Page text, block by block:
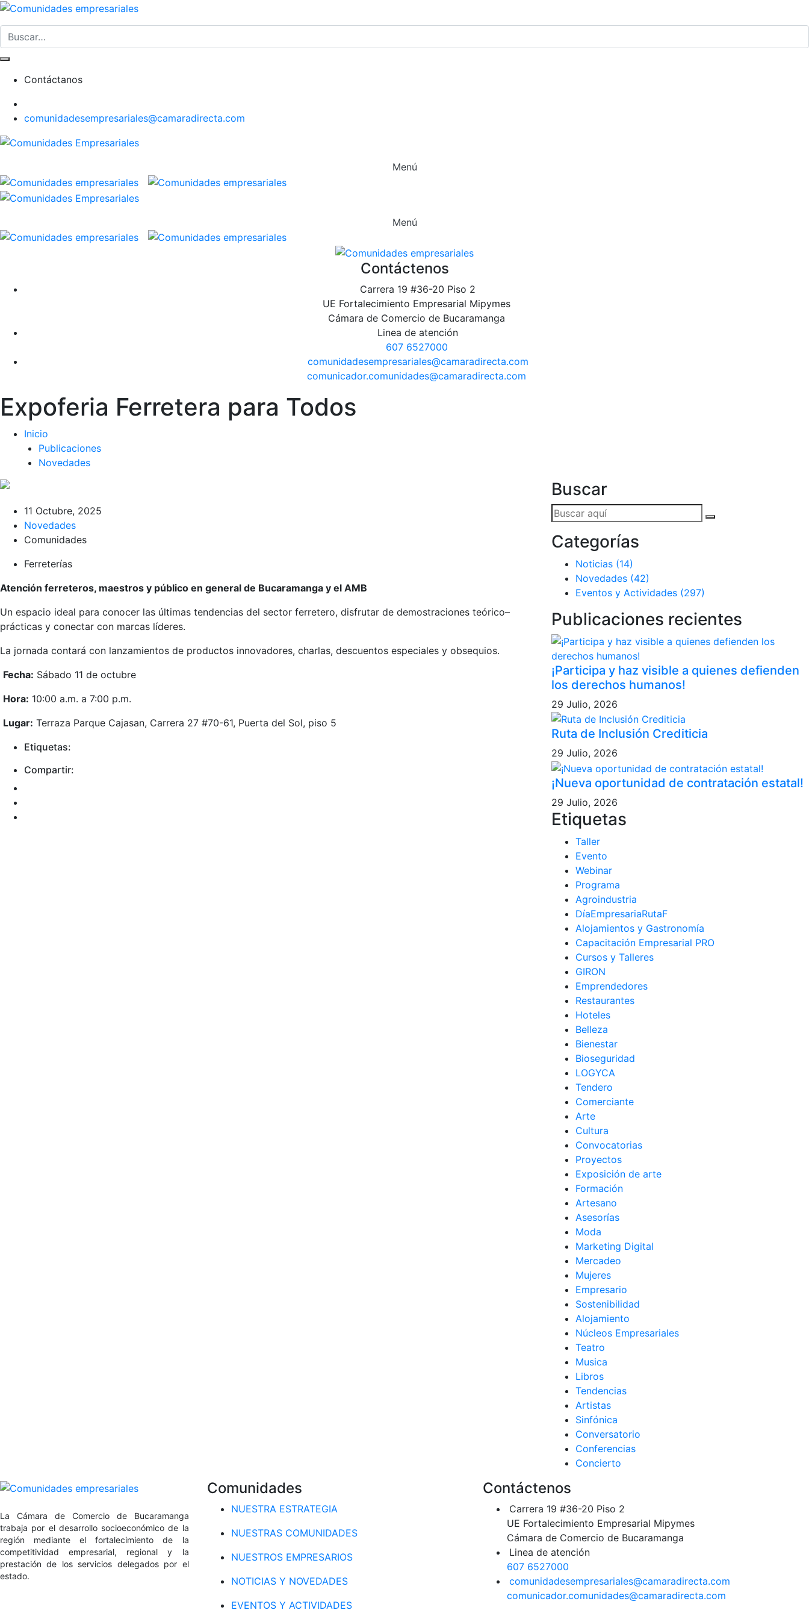
Contáctanos
comunidadesempresariales@camaradirecta.com
Menú
Menú
Contáctenos
Carrera 19 #36-20 Piso 2
UE Fortalecimiento Empresarial Mipymes
Cámara de Comercio de Bucaramanga
Linea de atención
607 6527000
comunidadesempresariales@camaradirecta.com
comunicador.comunidades@camaradirecta.com
Expoferia Ferretera para Todos
Inicio
Publicaciones
Novedades
11 Octubre, 2025
Novedades
Comunidades
Ferreterías
Atención ferreteros, maestros y público en general de Bucaramanga y el AMB
Un espacio ideal para conocer las últimas tendencias del sector ferretero, disfrutar de demostraciones teórico–
prácticas y conectar con marcas líderes.
La jornada contará con lanzamientos de productos innovadores, charlas, descuentos especiales y obsequios.
Fecha: Sábado 11 de octubre
Hora: 10:00 a.m. a 7:00 p.m.
Lugar: Terraza Parque Cajasan, Carrera 27 #70-61, Puerta del Sol, piso 5
Etiquetas:
Compartir:
Buscar
Categorías
Noticias (14)
Novedades (42)
Eventos y Actividades (297)
Publicaciones recientes
¡Participa y haz visible a quienes defienden
los derechos humanos!
29 Julio, 2026
Ruta de Inclusión Crediticia
29 Julio, 2026
¡Nueva oportunidad de contratación estatal!
29 Julio, 2026
Etiquetas
Taller
Evento
Webinar
Programa
Agroindustria
DíaEmpresariaRutaF
Alojamientos y Gastronomía
Capacitación Empresarial PRO
Cursos y Talleres
GIRON
Emprendedores
Restaurantes
Hoteles
Belleza
Bienestar
Bioseguridad
LOGYCA
Tendero
Comerciante
Arte
Cultura
Convocatorias
Proyectos
Exposición de arte
Formación
Artesano
Asesorías
Moda
Marketing Digital
Mercadeo
Mujeres
Empresario
Sostenibilidad
Alojamiento
Núcleos Empresariales
Teatro
Musica
Libros
Tendencias
Artistas
Sinfónica
Conversatorio
Conferencias
Concierto
La Cámara de Comercio de Bucaramanga
trabaja por el desarrollo socioeconómico de la
región mediante el fortalecimiento de la
competitividad empresarial, regional y la
prestación de los servicios delegados por el
estado.
Comunidades
NUESTRA ESTRATEGIA
NUESTRAS COMUNIDADES
NUESTROS EMPRESARIOS
NOTICIAS Y NOVEDADES
EVENTOS Y ACTIVIDADES
Contáctenos
Carrera 19 #36-20 Piso 2
UE Fortalecimiento Empresarial Mipymes
Cámara de Comercio de Bucaramanga
Linea de atención
607 6527000
comunidadesempresariales@camaradirecta.com
comunicador.comunidades@camaradirecta.com